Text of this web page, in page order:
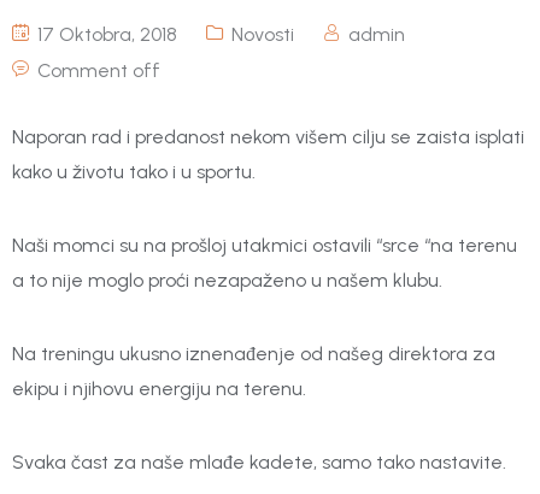
17 Oktobra, 2018 Novosti
admin
Comment off
Naporan rad i predanost nekom višem cilju se zaista isplati
kako u životu tako i u sportu.
Naši momci su na prošloj utakmici ostavili “srce “na terenu
a to nije moglo proći nezapaženo u našem klubu.
Na treningu ukusno iznenađenje od našeg direktora za
ekipu i njihovu energiju na terenu.
Svaka čast za naše mlađe kadete, samo tako nastavite.